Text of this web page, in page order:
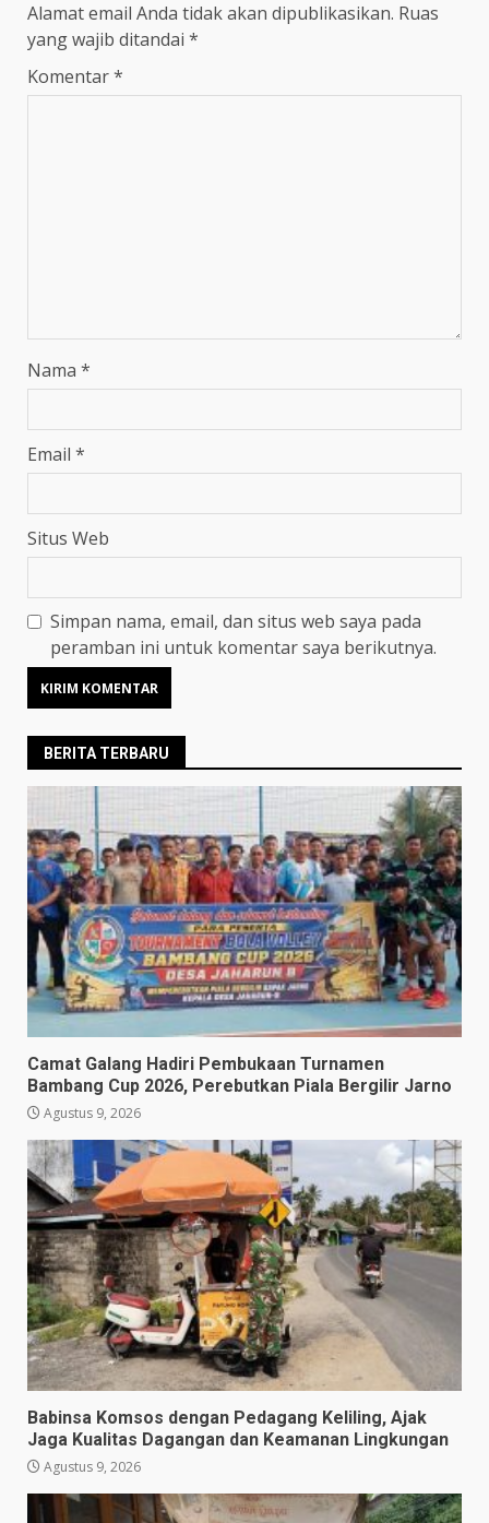
Alamat email Anda tidak akan dipublikasikan. Ruas
yang wajib ditandai *
Komentar*
Nama *
Email *
Situs Web
Simpan nama, email, dan situs web saya pada
peramban ini untuk komentar saya berikutnya.
BERITA TERBARU
Camat Galang Hadiri Pembukaan Turnamen
Bambang Cup 2026, Perebutkan Piala Bergilir Jarno
Agustus 9, 2026
Babinsa Komsos dengan Pedagang Keliling, Ajak
Jaga Kualitas Dagangan dan Keamanan Lingkungan
Agustus 9, 2026